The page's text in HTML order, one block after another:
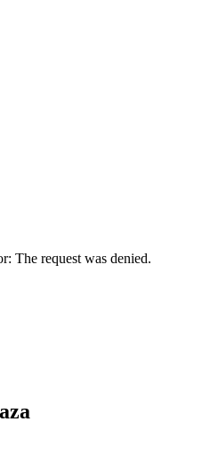
The request was denied.